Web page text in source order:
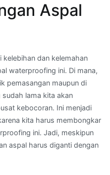
Aspal
dan kelemahan
waterproofing ini. Di mana,
pemasangan maupun di
lama kita akan
kebocoran. Ini menjadi
kita harus membongkar
ini. Jadi, meskipun
aspal harus diganti dengan